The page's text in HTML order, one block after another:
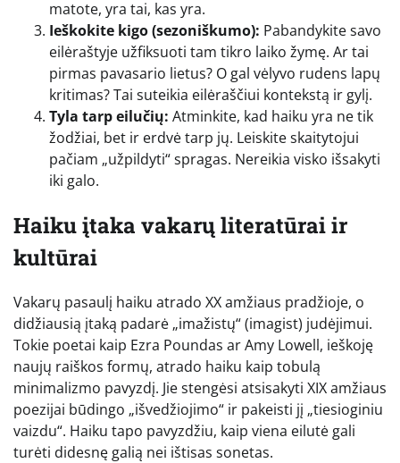
matote, yra tai, kas yra.
Ieškokite kigo (sezoniškumo): Pabandykite savo
eilėraštyje užfiksuoti tam tikro laiko žymę. Ar tai
pirmas pavasario lietus? O gal vėlyvo rudens lapų
kritimas? Tai suteikia eilėraščiui kontekstą ir gylį.
Tyla tarp eilučių: Atminkite, kad haiku yra ne tik
žodžiai, bet ir erdvė tarp jų. Leiskite skaitytojui
pačiam „užpildyti“ spragas. Nereikia visko išsakyti
iki galo.
Haiku įtaka vakarų literatūrai ir
kultūrai
Vakarų pasaulį haiku atrado XX amžiaus pradžioje, o
didžiausią įtaką padarė „imažistų“ (imagist) judėjimui.
Tokie poetai kaip Ezra Poundas ar Amy Lowell, ieškoję
naujų raiškos formų, atrado haiku kaip tobulą
minimalizmo pavyzdį. Jie stengėsi atsisakyti XIX amžiaus
poezijai būdingo „išvedžiojimo“ ir pakeisti jį „tiesioginiu
vaizdu“. Haiku tapo pavyzdžiu, kaip viena eilutė gali
turėti didesnę galią nei ištisas sonetas.